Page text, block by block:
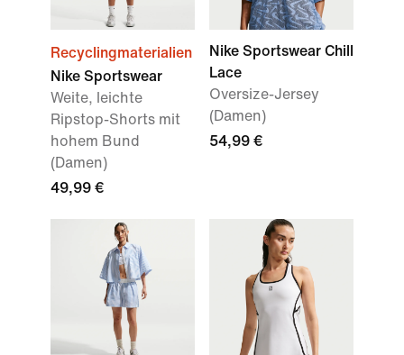
Recyclingmaterialien
Nike Sportswear
Weite, leichte
Ripstop-Shorts mit
hohem Bund
(Damen)
49,99 €
Nike Sportswear Chill
Lace
Oversize-Jersey
(Damen)
54,99 €